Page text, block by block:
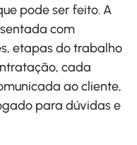
pode ser feito. A
com
etapas do trabalho
cada
ao cliente,
para dúvidas e